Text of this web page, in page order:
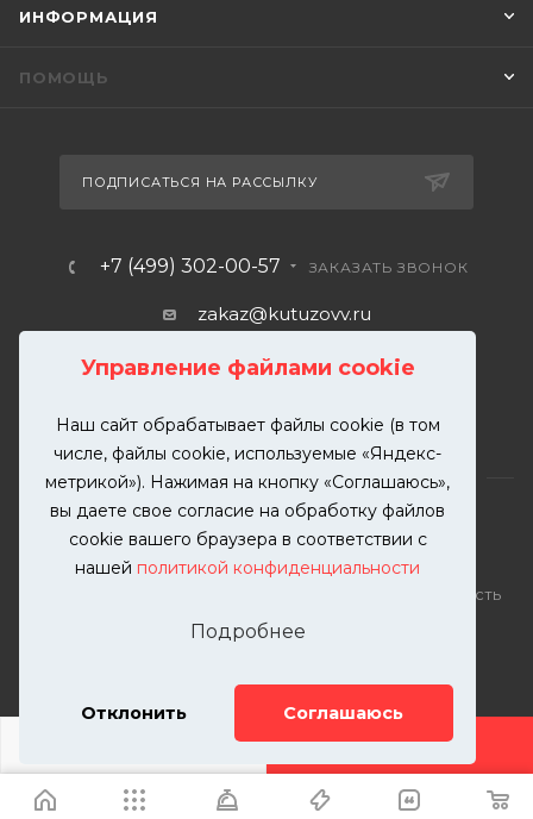
Управление файлами cookie
Наш сайт обрабатывает файлы cookie (в том
числе, файлы cookie, используемые «Яндекс-
метрикой»). Нажимая на кнопку «Соглашаюсь»,
вы даете свое согласие на обработку файлов
cookie вашего браузера в соответствии с
нашей политикой конфиденциальности
Подробнее
Отклонить Соглашаюсь
ДОБАВИТЬ УСЛУГУ
ИНФОРМАЦИЯ
ПОМОЩЬ
ПОДПИСАТЬСЯ НА РАССЫЛКУ
+7 (499) 302-00-57 ЗАКАЗАТЬ ЗВОНОК
zakaz@kutuzovv.ru
г. Москва, Краснобогатырская
улица, 89, стр. 1.
2026 © KUTUZOVV | Кузовной ремонт и покраска
автомобилей. Вся информация на сайте – собственность
ООО "КУТУЗОВВ"
Публикация информации с сайта KUTUZOVV.RU без
Телефон: 8(499)-302-00-57